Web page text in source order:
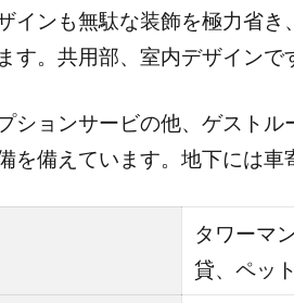
インも無駄な装飾を極力省
す。共用部、室内デザインで
ションサービの他、ゲスト
を備えています。地下には車
タワーマ
貸、ペッ